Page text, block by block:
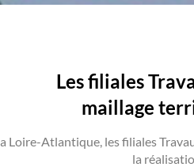
Les filiales
maillage
Loire-Atlantique, les filiales
la